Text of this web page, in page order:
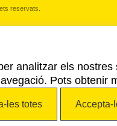
reservats.
analitzar els
Pots obtenir
les totes Accepta-